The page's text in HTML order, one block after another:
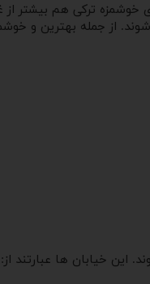
ترکی هم بیشتر
جمله بهترین و
خیابان ها عبارتند از: